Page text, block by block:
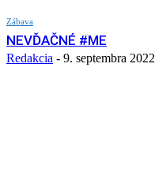
Zábava
NEVĎAČNÉ #ME
Redakcia - 9. septembra 2022